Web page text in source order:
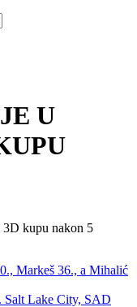
U
3D kupu nakon 5
Markeš 36., a Mihalić
Salt Lake City, SAD